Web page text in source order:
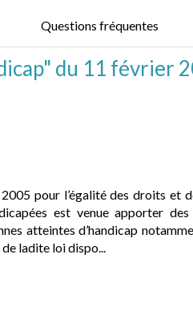
Questions fréquentes
du 11 février
pour l’égalité des droits et
est venue apporter
atteintes d’handicap
ladite loi dispo...